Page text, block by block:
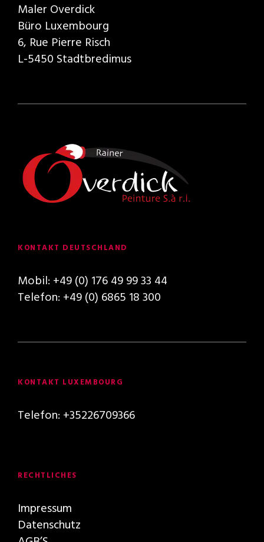
Maler Overdick
Büro Luxembourg
6, Rue Pierre Risch
L-5450 Stadtbredimus
KONTAKT DEUTSCHLAND
Mobil: +49 (0) 176 49 99 33 44
Telefon: +49 (0) 6865 18 300
KONTAKT LUXEMBOURG
Telefon: +35226709366
RECHTLICHES
Impressum
Datenschutz